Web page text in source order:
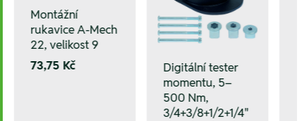
Montážní
rukavice A-Mech
22, velikost 9
73,75 Kč
Digitální tester
momentu, 5–
500 Nm,
3/4+3/8+1/2+1/4"